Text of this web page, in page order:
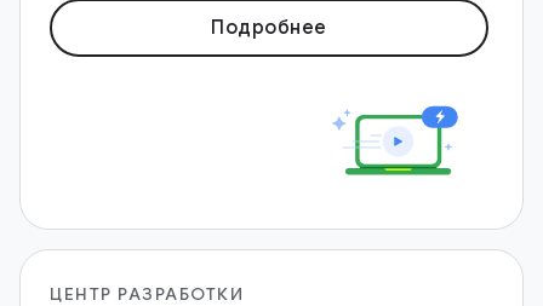
Подробнее
ЦЕНТР РАЗРАБОТКИ